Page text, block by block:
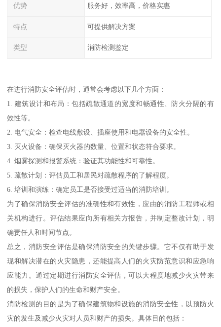
优势 服务好，效率高，价格实惠
特点 可提供解决方案
类型 消防检测鉴定
在进行消防安全评估时，通常会考虑以下几个方面：
1. 建筑设计和布局：包括疏散通道的宽度和畅通性、防火分隔的有
效性等。
2. 电气安全：检查电线敷设、插座使用和电器设备的安全性。
3. 灭火设备：确保灭火器的数量、位置和状态符合要求。
4. 烟雾探测和报警系统：验证其功能性和可靠性。
5. 疏散计划：评估员工和居民对疏散程序的了解程度。
6. 培训和演练：确定员工是否接受过适当的消防培训。
为了确保消防安全评估的准确性和有效性，应由的消防工程师或相
关机构进行。评估结果应向所有相关方报告，并制定整改计划，明
确责任人和时间节点。
总之，消防安全评估是确保消防安全的关键步骤。它不仅有助于发
现和解决潜在的火灾隐患，还能提高人们的火灾防范意识和应急响
应能力。通过定期进行消防安全评估，可以大程度地减少火灾带来
的损失，保护人们的生命和财产安全。
消防检测的目的是为了确保建筑物和设施的消防安全性，以预防火
灾的发生及减少火灾对人员和财产的损失。具体目的包括：